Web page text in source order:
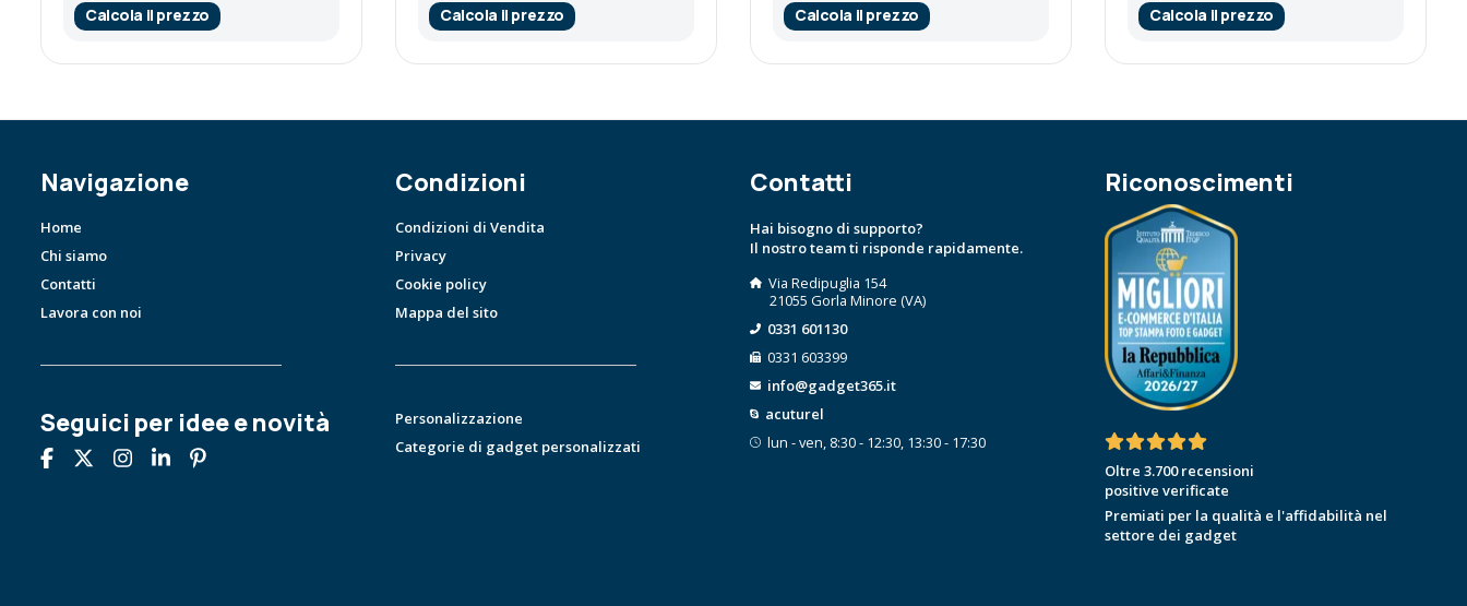
Calcola il prezzo Calcola il prezzo Calcola il prezzo Calcola il prezzo
Navigazione
Home
Chi siamo
Contatti
Lavora con noi
Seguici per idee e novità
Condizioni
Condizioni di Vendita
Privacy
Cookie policy
Mappa del sito
Personalizzazione
Categorie di gadget personalizzati
Contatti
Hai bisogno di supporto?
Il nostro team ti risponde rapidamente.
Via Redipuglia 154
21055 Gorla Minore (VA)
0331 601130
0331 603399
info@gadget365.it
acuturel
lun - ven, 8:30 - 12:30, 13:30 - 17:30
Riconoscimenti
Oltre 3.700 recensioni
positive verificate
Premiati per la qualità e l'affidabilità nel
settore dei gadget